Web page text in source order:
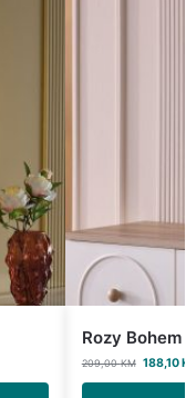
Rozy
209,00KM 188,10